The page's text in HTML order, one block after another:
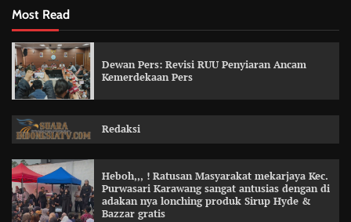
Most Read
Dewan Pers: Revisi RUU Penyiaran Ancam
Kemerdekaan Pers
Redaksi
Heboh,,, ! Ratusan Masyarakat mekarjaya Kec.
Purwasari Karawang sangat antusias dengan di
adakan nya lonching produk Sirup Hyde &
Bazzar gratis